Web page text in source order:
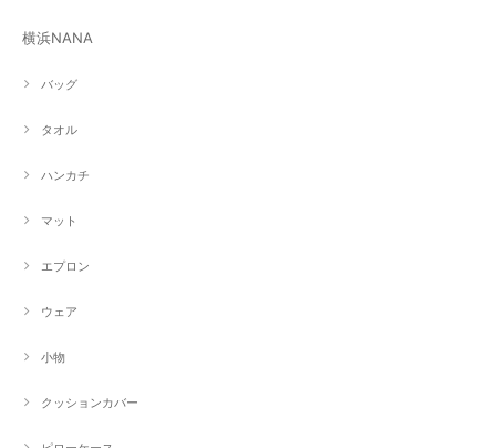
横浜NANA
バッグ
タオル
ハンカチ
マット
エプロン
ウェア
小物
クッションカバー